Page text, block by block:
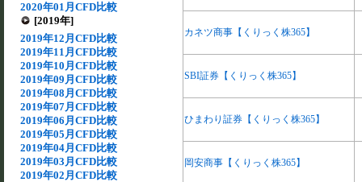
2020年01月CFD比較
[2019年]
2019年12月CFD比較
2019年11月CFD比較
2019年10月CFD比較
2019年09月CFD比較
2019年08月CFD比較
2019年07月CFD比較
2019年06月CFD比較
2019年05月CFD比較
2019年04月CFD比較
2019年03月CFD比較
2019年02月CFD比較
カネツ商事【くりっく株365】
SBI証券【くりっく株365】
ひまわり証券【くりっく株365】
岡安商事【くりっく株365】